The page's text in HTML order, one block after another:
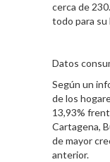
cerca de
todo para su
Datos
Según un
de los
13,93%
Cartagena,
de mayor
anterior.